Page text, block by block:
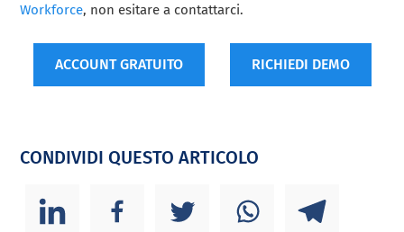
Workforce, non esitare a contattarci.
ACCOUNT GRATUITO RICHIEDI DEMO
CONDIVIDI QUESTO ARTICOLO